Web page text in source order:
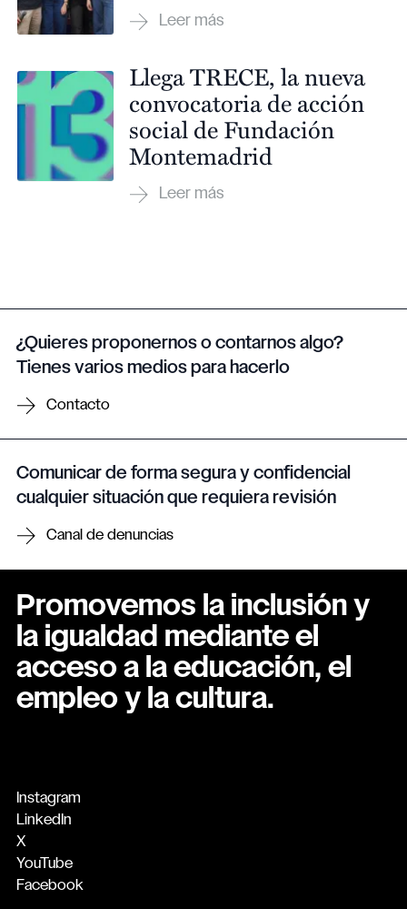
Llega TRECE, la nueva
convocatoria de acción
social de Fundación
Montemadrid
¿Quieres proponernos o contarnos algo?
Tienes varios medios para hacerlo
Contacto
Comunicar de forma segura y confidencial
cualquier situación que requiera revisión
Canal de denuncias
Promovemos la inclusión y
la igualdad mediante el
acceso a la educación, el
empleo y la cultura.
Instagram
LinkedIn
X
YouTube
Facebook